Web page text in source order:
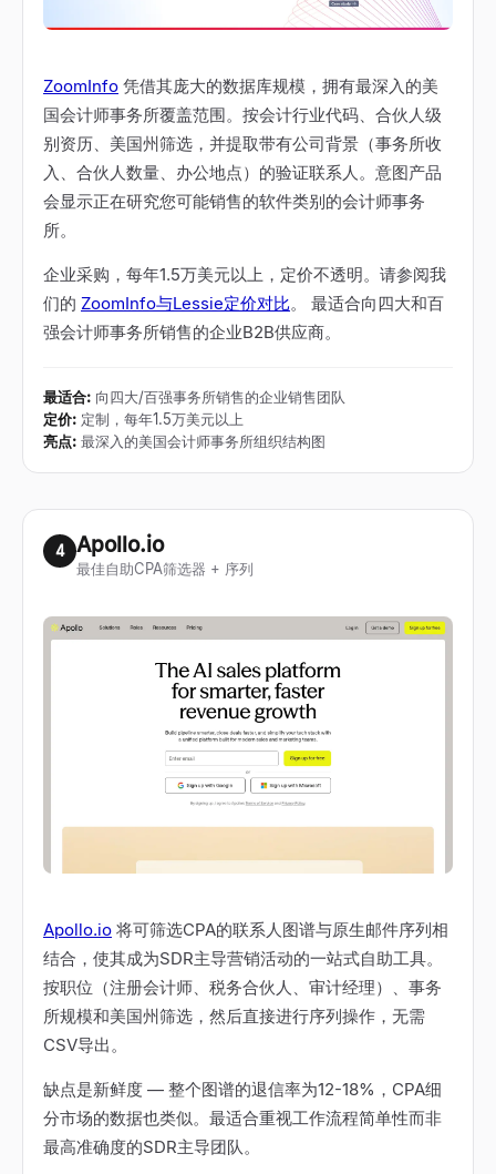
ZoomInfo 凭借其庞大的数据库规模，拥有最深入的美
国会计师事务所覆盖范围。按会计行业代码、合伙人级
别资历、美国州筛选，并提取带有公司背景（事务所收
入、合伙人数量、办公地点）的验证联系人。意图产品
会显示正在研究您可能销售的软件类别的会计师事务
所。
企业采购，每年1.5万美元以上，定价不透明。请参阅我
们的 ZoomInfo与Lessie定价对比。 最适合向四大和百
强会计师事务所销售的企业B2B供应商。
最适合: 向四大/百强事务所销售的企业销售团队
定价: 定制，每年1.5万美元以上
亮点: 最深入的美国会计师事务所组织结构图
4 Apollo.io
最佳自助CPA筛选器 + 序列
Apollo.io 将可筛选CPA的联系人图谱与原生邮件序列相
结合，使其成为SDR主导营销活动的一站式自助工具。
按职位（注册会计师、税务合伙人、审计经理）、事务
所规模和美国州筛选，然后直接进行序列操作，无需
CSV导出。
缺点是新鲜度 — 整个图谱的退信率为12-18%，CPA细
分市场的数据也类似。最适合重视工作流程简单性而非
最高准确度的SDR主导团队。